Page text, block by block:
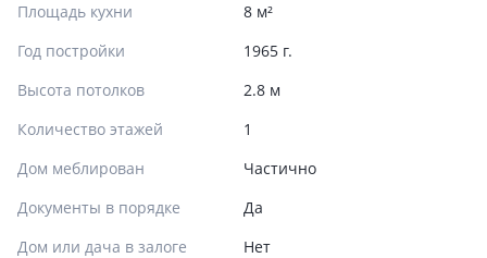
Площадь кухни
8 м²
Год постройки
1965 г.
Высота потолков
2.8 м
Количество этажей
1
Дом меблирован
Частично
Документы в порядке
Да
Дом или дача в залоге
Нет